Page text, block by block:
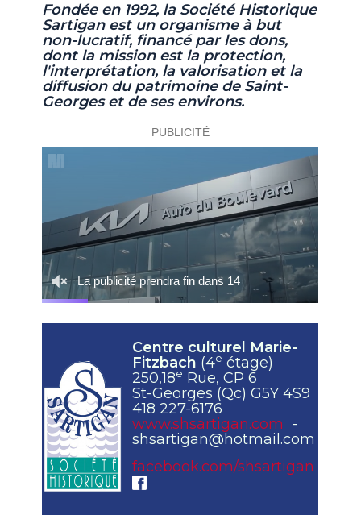
Fondée en 1992, la Société Historique
Sartigan est un organisme à but
non-lucratif, financé par les dons,
dont la mission est la protection,
l'interprétation, la valorisation et la
diffusion du patrimoine de Saint-
Georges et de ses environs.
Centre culturel Marie-
Fitzbach (4e étage)
250,18e Rue, CP 6
St-Georges (Qc) G5Y 4S9
418 227-6176
www.shsartigan.com -
shsartigan@hotmail.com
facebook.com/shsartigan